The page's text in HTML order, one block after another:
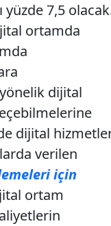
yüzde 7,5
ortamda
dijital
dijital
verilen
için
ortam